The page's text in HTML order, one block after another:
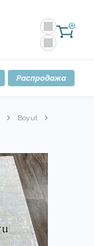
0
Распродажа
Boyut